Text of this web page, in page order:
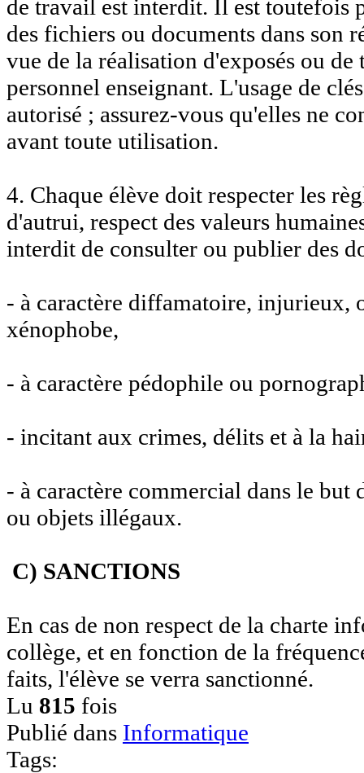
de travail est interdit. Il est toutefois
des fichiers ou documents dans son
vue de la réalisation d'exposés ou
personnel enseignant. L'usage de
autorisé ; assurez-vous qu'elles ne
avant toute utilisation.
4. Chaque élève doit respecter les
d'autrui, respect des valeurs
interdit de consulter ou publier des
- à caractère diffamatoire, injurieux,
xénophobe,
- à caractère pédophile ou
- incitant aux crimes, délits et à la
- à caractère commercial dans le but
ou objets illégaux.
C) SANCTIONS
En cas de non respect de la charte
collège, et en fonction de la
faits, l'élève se verra sanctionné.
Lu 815 fois
Publié dans Informatique
Tags: